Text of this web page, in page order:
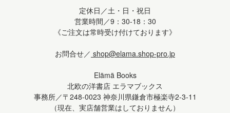
定休日／土・日・祝日
営業時間／9：30-18：30
《ご注文は常時受け付けております》
お問合せ／ shop@elama.shop-pro.jp
Elämä Books
北欧の洋書店 エラマブックス
事務所／〒248-0023 神奈川県鎌倉市極楽寺2-3-11
（現在、実店舗営業はしておりません）